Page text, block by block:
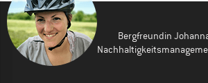
Bergfreundin